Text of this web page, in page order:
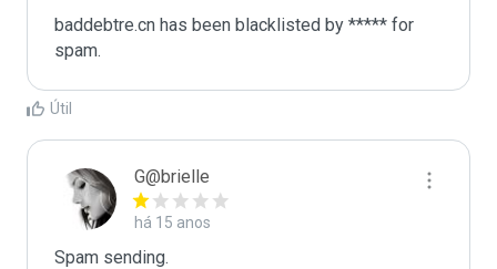
baddebtre.cn has been blacklisted by ***** for
spam.
Útil
G@brielle
há 15 anos
Spam sending.